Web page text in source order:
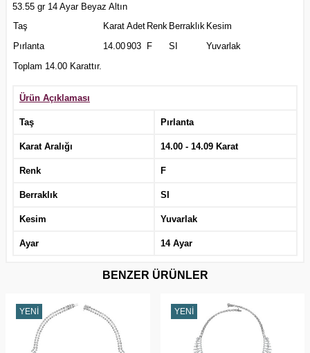
53.55 gr 14 Ayar Beyaz Altın
Taş
Karat Adet Renk Berraklık Kesim
Pırlanta
14.00903 F SI
Yuvarlak
Toplam 14.00 Karattır.
Ürün Açıklaması
Taş Pırlanta
Karat Aralığı 14.00 - 14.09 Karat
Renk F
Berraklık SI
Kesim Yuvarlak
Ayar 14 Ayar
BENZER ÜRÜNLER
YENI YENI